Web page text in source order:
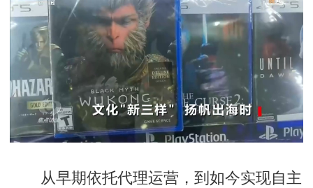
从早期依托代理运营，到如今实现自主